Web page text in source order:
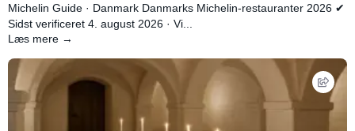
Michelin Guide · Danmark Danmarks Michelin-restauranter 2026 ✔
Sidst verificeret 4. august 2026 · Vi...
Læs mere →